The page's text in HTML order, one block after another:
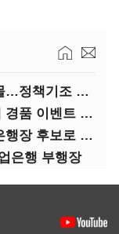
금융권, 우수 벤처기업 육성에 골몰…정책기조 부응·기술력 확보 차원
우리은행, 청약저축 신규가입 고객 경품 이벤트 실시
농협금융, 임추위 열고 신임 농협은행장 후보로 손병환 추천
은행 부행장